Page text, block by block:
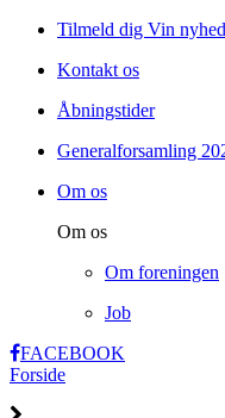
Tilmeld dig Vin
Kontakt os
Åbningstider
Generalforsamling
Om os
Om os
Om foreningen
Job
FACEBOOK
Forside